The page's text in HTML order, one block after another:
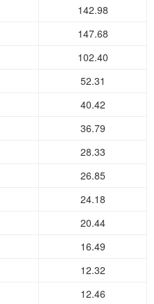
142.98
147.68
102.40
52.31
40.42
36.79
28.33
26.85
24.18
20.44
16.49
12.32
12.46